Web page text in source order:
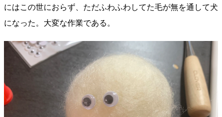
にはこの世におらず、ただふわふわしてた毛が無を通して犬
になった。大変な作業である。